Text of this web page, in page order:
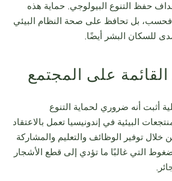
حفظ التنوع البيولوجي. حماية هذه
فحسب، بل تحافظ على صحة النظام البيئي
للسكان البشر أيضًا.
على المجتمع
أثبت أنه ضروري لحماية التنوع
البيئية في إندونيسيا تعمل بالاعتقاد
خلال توفير الوظائف والتعليم والمشاركة
التي غالبًا ما تؤدي إلى قطع الأشجار